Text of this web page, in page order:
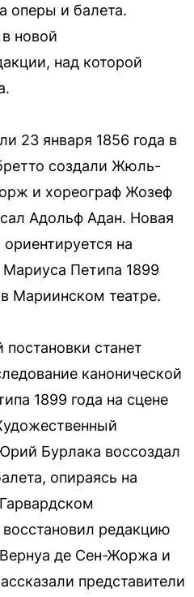
оперы и балета.
новой
над которой
23 января 1856 года в
создали Жюль-
и хореограф Жозеф
Адольф Адан. Новая
на
Петипа 1899
Мариинском театре.
станет
канонической
1899 года на сцене
Бурлака воссоздал
опираясь на
редакцию
де Сен-Жоржа и
представители